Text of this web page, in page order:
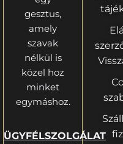
gesztus,
amely
szavak
nélkül is
közel hoz
minket
egymáshoz.
ÜGYFÉLSZOLGÁLAT